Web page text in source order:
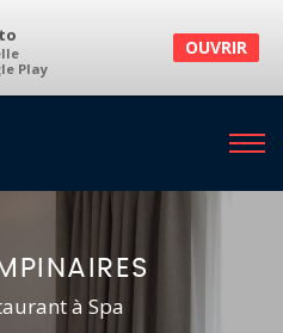
Play
OUVRIR
à Spa